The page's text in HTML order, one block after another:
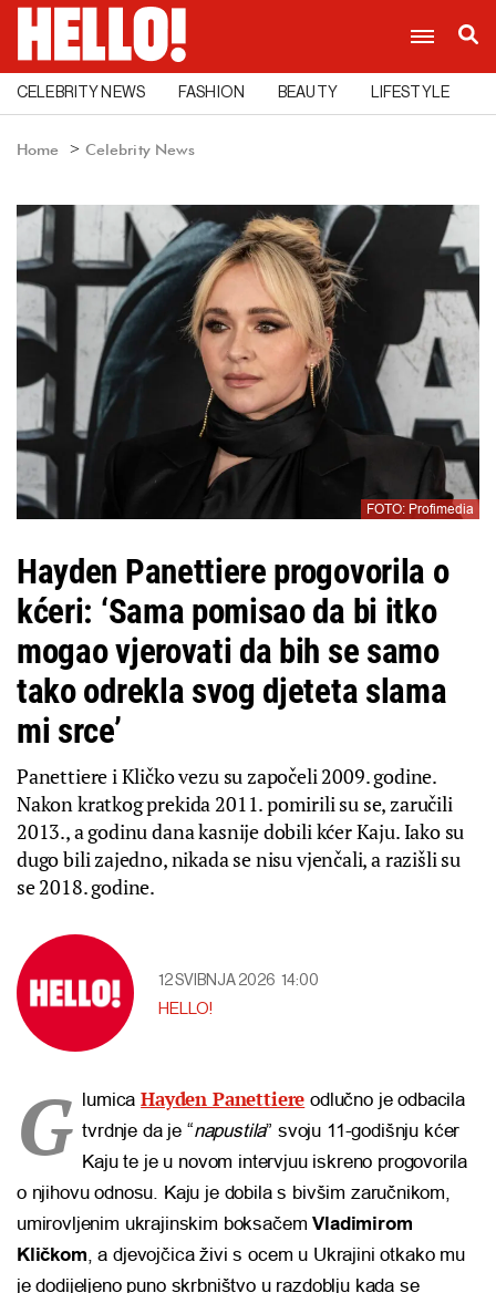
CELEBRITY NEWS FASHION BEAUTY LIFESTYLE
Home Celebrity News
FOTO: Profimedia
Hayden Panettiere progovorila o
kćeri: ‘Sama pomisao da bi itko
mogao vjerovati da bih se samo
tako odrekla svog djeteta slama
mi srce’
Panettiere i Kličko vezu su započeli 2009. godine.
Nakon kratkog prekida 2011. pomirili su se, zaručili
2013., a godinu dana kasnije dobili kćer Kaju. Iako su
dugo bili zajedno, nikada se nisu vjenčali, a razišli su
se 2018. godine.
12 SVIBNJA 2026 14:00
HELLO!
G lumicaHayden Panettiere odlučno je odbacila
tvrdnje da je “napustila” svoju 11-godišnju kćer
Kaju te je u novom intervjuu iskreno progovorila
o njihovu odnosu. Kaju je dobila s bivšim zaručnikom,
umirovljenim ukrajinskim boksačemVladimirom
Kličkom, a djevojčica živi s ocem u Ukrajini otkako mu
je dodijeljeno puno skrbništvo u razdoblju kada se